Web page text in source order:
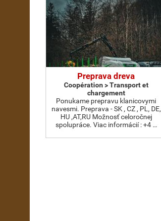
Preprava dreva
Coopération > Transport et
chargement
Ponukame prepravu klanicovymi
navesmi. Preprava - SK , CZ , PL, DE,
HU ,AT,RU Možnosť celoročnej
spolupráce. Viac informácií : +4 …